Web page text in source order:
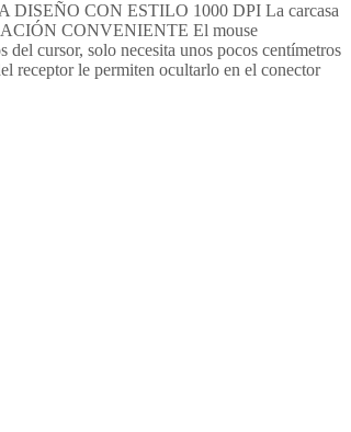
DISEÑO CON ESTILO 1000 DPI La carcasa
CONVENIENTE El mouse
cursor, solo necesita unos pocos centímetros
receptor le permiten ocultarlo en el conector